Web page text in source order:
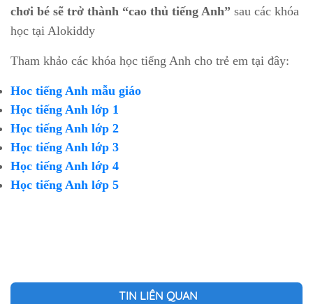
chơi bé sẽ trở thành “cao thủ tiếng Anh” sau các khóa
học tại Alokiddy
Tham khảo các khóa học tiếng Anh cho trẻ em tại đây:
Hoc tiếng Anh mẫu giáo
Học tiếng Anh lớp 1
Học tiếng Anh lớp 2
Học tiếng Anh lớp 3
Học tiếng Anh lớp 4
Học tiếng Anh lớp 5
TIN LIÊN QUAN